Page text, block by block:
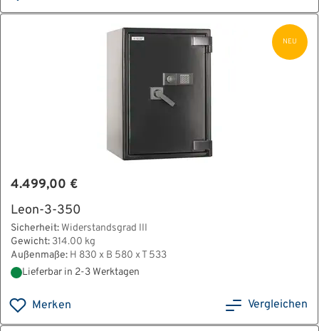
NEU
4.499,00 €
Leon-3-350
Sicherheit: Widerstandsgrad III
Gewicht: 314.00 kg
Außenmaße: H 830 x B 580 x T 533
Lieferbar in 2-3 Werktagen
Merken Vergleichen